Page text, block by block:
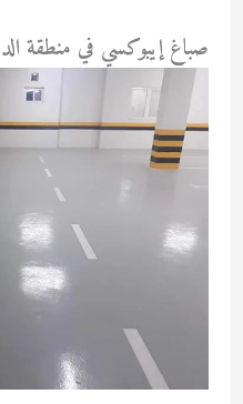
صباغ إيبوكسي في منطقة